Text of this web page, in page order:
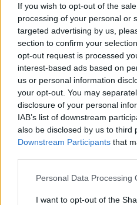
If you wish to opt-out of the
processing of your personal or
targeted advertising by us,
section to confirm your
opt-out request is processed
interest-based ads based on
us or personal information
your opt-out. You may
disclosure of your personal
IAB’s list of downstream
also be disclosed by us to third
Downstream Participants that
Please note that this website/
not limited to your visit or
Personal Data Processing
I want to opt-out of the
in una partita che può
l’andamento dei playoff.
AUTORE
Ilaria Mauri
Ilaria Mauri,
giornalismo
Dall'Ara durante
coordina le pagine
partita come prova